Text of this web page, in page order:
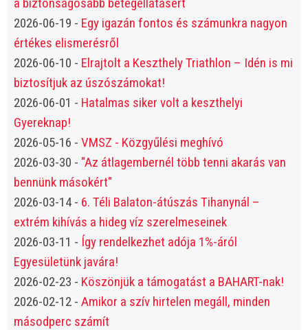
2026-06-19 - Egy igazán fontos és számunkra nagyon
értékes elismerésről
2026-06-10 - Elrajtolt a Keszthely Triathlon – Idén is mi
biztosítjuk az úszószámokat!
2026-06-01 - Hatalmas siker volt a keszthelyi
Gyereknap!
2026-05-16 - VMSZ - Közgyűlési meghívó
2026-03-30 - "Az átlagembernél több tenni akarás van
bennünk másokért"
2026-03-14- 6. Téli Balaton-átúszás Tihanynál –
extrém kihívás a hideg víz szerelmeseinek
2026-03-11 - Így rendelkezhet adója 1%-áról
Egyesületünk javára!
2026-02-23 - Köszönjük a támogatást a BAHART-nak!
2026-02-12 - Amikor a szív hirtelen megáll, minden
másodperc számít